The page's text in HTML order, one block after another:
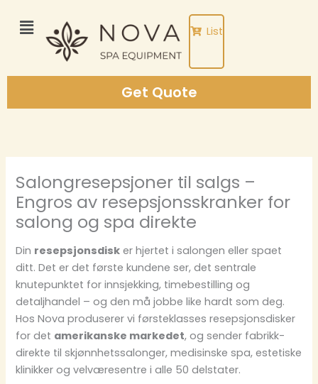
List
Get Quote
Salongresepsjoner til salgs –
Engros av resepsjonsskranker for
salong og spa direkte
Din resepsjonsdisk er hjertet i salongen eller spaet
ditt. Det er det første kundene ser, det sentrale
knutepunktet for innsjekking, timebestilling og
detaljhandel – og den må jobbe like hardt som deg.
Hos Nova produserer vi førsteklasses resepsjonsdisker
for det amerikanske markedet, og sender fabrikk-
direkte til skjønnhetssalonger, medisinske spa, estetiske
klinikker og velværesentre i alle 50 delstater.